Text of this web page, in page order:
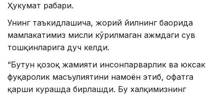
Ҳукумат раҳбари.
Унинг таъкидлашича, жорий йилнинг баҳорида
мамлакатимиз мисли кўрилмаган ҳажмдаги сув
тошқинларига дуч келди.
“Бутун қозоқ жамияти инсонпарварлик ва юксак
фуқаролик масъулиятини намоён этиб, офатга
қарши курашда бирлашди. Бу халқимизнинг